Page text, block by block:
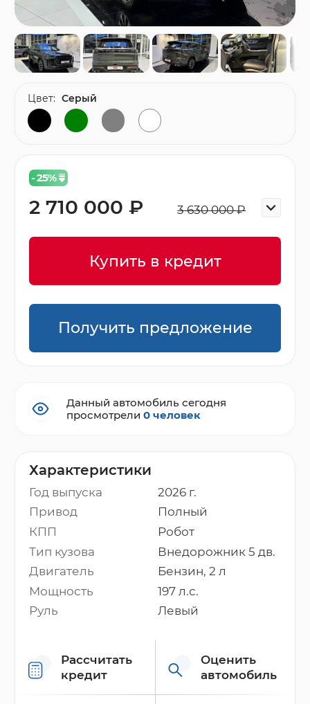
Характеристики
Год выпуска
2026 г.
Привод
Полный
КПП
Робот
Тип кузова
Внедорожник 5 дв.
Двигатель
Бензин, 2 л
Мощность
197 л.с.
Руль
Левый
Рассчитать
кредит
Оценить
автомобиль
- 25%
3 630 000 ₽
2 710 000 ₽
Купить в кредит
Получить предложение
Цвет: Серый
Данный автомобиль сегодня
просмотрели0 человек